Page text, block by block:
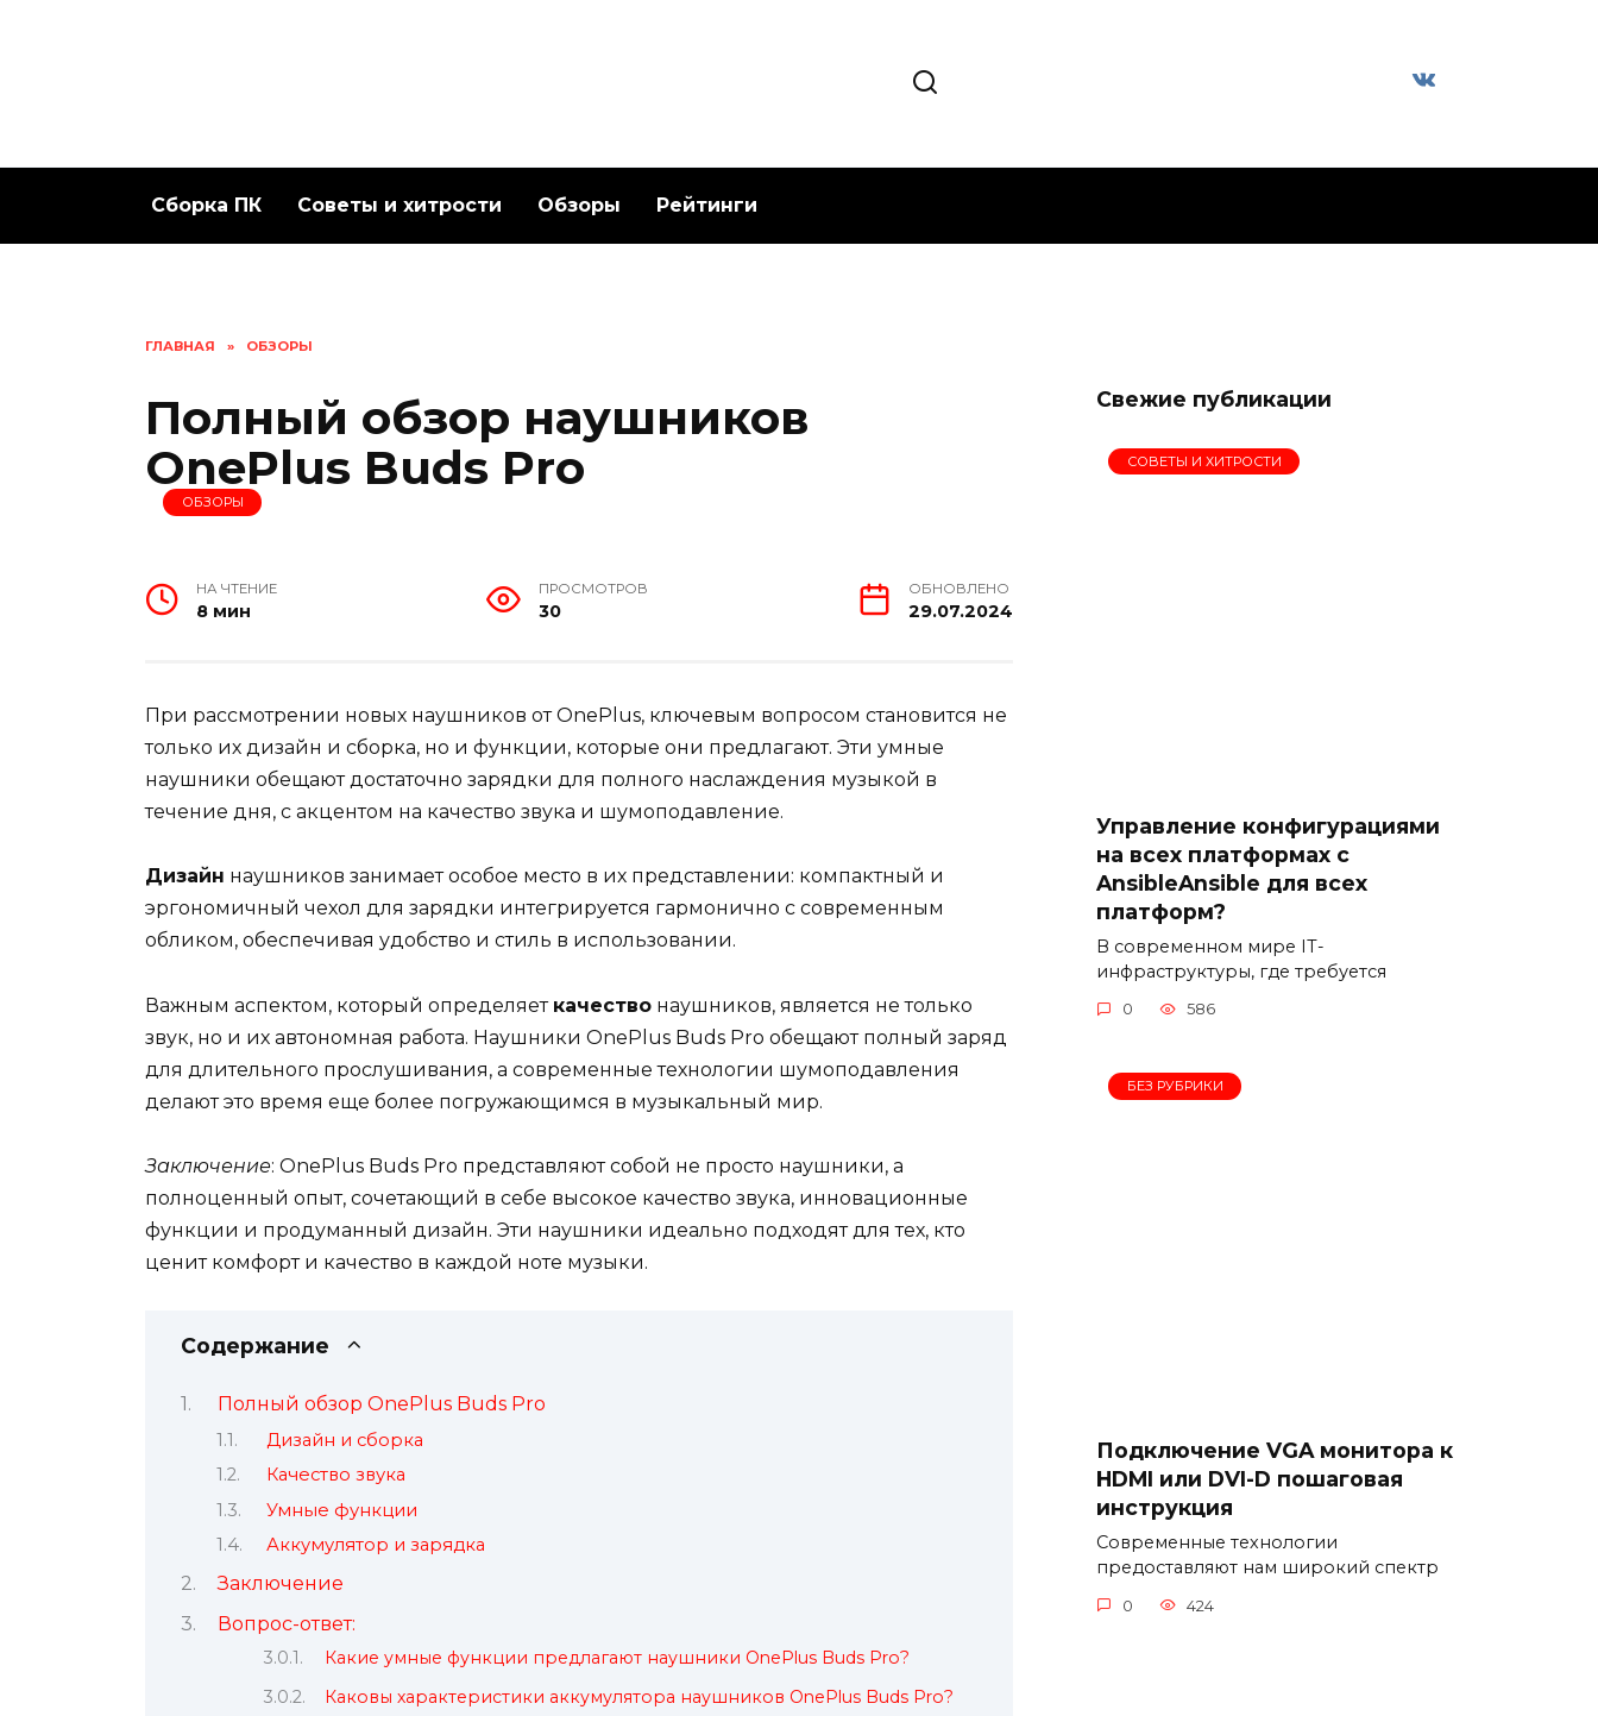
Сборка ПК Советы и хитрости Обзоры Рейтинги
ГЛАВНАЯ » ОБЗОРЫ
Полный обзор наушников
OnePlus Buds Pro
ОБЗОРЫ
НА ЧТЕНИЕ
8 мин
ПРОСМОТРОВ
30
ОБНОВЛЕНО
29.07.2024
При рассмотрении новых наушников от OnePlus, ключевым вопросом становится не
только их дизайн и сборка, но и функции, которые они предлагают. Эти умные
наушники обещают достаточно зарядки для полного наслаждения музыкой в
течение дня, с акцентом на качество звука и шумоподавление.
Дизайн наушников занимает особое место в их представлении: компактный и
эргономичный чехол для зарядки интегрируется гармонично с современным
обликом, обеспечивая удобство и стиль в использовании.
Важным аспектом, который определяет качество наушников, является не только
звук, но и их автономная работа. Наушники OnePlus Buds Pro обещают полный заряд
для длительного прослушивания, а современные технологии шумоподавления
делают это время еще более погружающимся в музыкальный мир.
Заключение: OnePlus Buds Pro представляют собой не просто наушники, а
полноценный опыт, сочетающий в себе высокое качество звука, инновационные
функции и продуманный дизайн. Эти наушники идеально подходят для тех, кто
ценит комфорт и качество в каждой ноте музыки.
Содержание
Полный обзор OnePlus Buds Pro
Дизайн и сборка
Качество звука
Умные функции
Аккумулятор и зарядка
Заключение
Вопрос-ответ:
Какие умные функции предлагают наушники OnePlus Buds Pro?
Каковы характеристики аккумулятора наушников OnePlus Buds Pro?
Свежие публикации
СОВЕТЫ И ХИТРОСТИ
Управление конфигурациями
на всех платформах с
AnsibleAnsible для всех
платформ?
В современном мире IT-
инфраструктуры, где требуется
0 586
БЕЗ РУБРИКИ
Подключение VGA монитора к
HDMI или DVI-D пошаговая
инструкция
Современные технологии
предоставляют нам широкий спектр
0 424